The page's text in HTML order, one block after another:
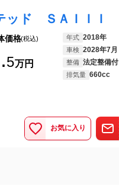
価格(税込)
5万円
年式 2018年
車検 2028年7月
整備 法定整備付
排気量 660cc
お気に入り